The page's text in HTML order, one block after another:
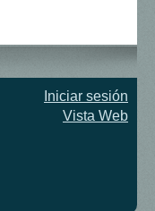
Iniciar sesión
Vista Web